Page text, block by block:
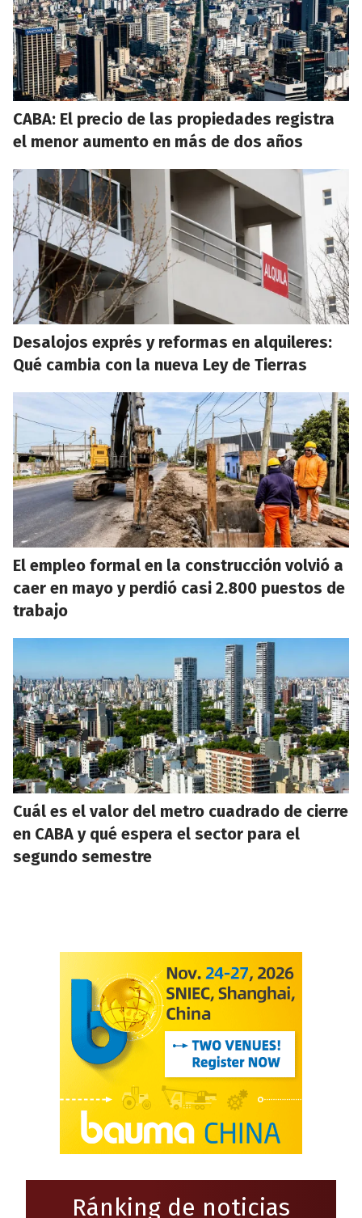
CABA: El precio de las propiedades registra
el menor aumento en más de dos años
Desalojos exprés y reformas en alquileres:
Qué cambia con la nueva Ley de Tierras
El empleo formal en la construcción volvió a
caer en mayo y perdió casi 2.800 puestos de
trabajo
Cuál es el valor del metro cuadrado de cierre
en CABA y qué espera el sector para el
segundo semestre
Ránking de noticias